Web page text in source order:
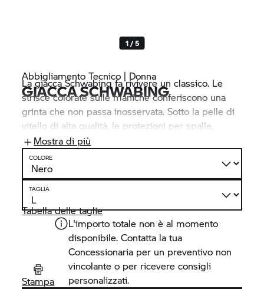
1 / 5
Abbigliamento Tecnico | Donna
GIACCA SCHWABING
La giacca Schwabing fa rivivere un classico. Le
strisce colorate sulle maniche conferiscono una
grinta che non passa inosservata. Sotto la pelle di
vitello di alta qualità, le protezioni per spalle,
gomiti e schiena (possono essere montate a
posteriori) garantiscono la sicurezza, mentre
numerose tasche offrono opzioni per riporre
oggetti. I vari accorgimenti per migliorare
l’aerazione aumentano il comfort.
Mostra di più
COLORE
TAGLIA
Tabella delle taglie
Stampa
L'importo totale non è al momento
disponibile. Contatta la tua
Concessionaria per un preventivo non
vincolante o per ricevere consigli
personalizzati.